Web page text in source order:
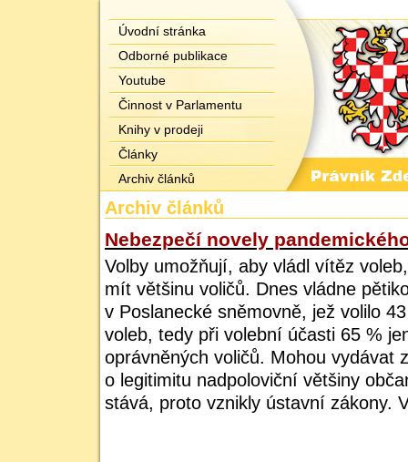
Úvodní stránka
Odborné publikace
Youtube
Činnost v Parlamentu
Knihy v prodeji
Články
Archiv článků
Archiv článků
Nebezpečí novely
Volby umožňují, aby vládl vítěz
mít většinu voličů. Dnes vládne
v Poslanecké sněmovně, jež volilo
voleb, tedy při volební účasti 65 %
oprávněných voličů. Mohou vydávat
o legitimitu nadpoloviční většiny
stává, proto vznikly ústavní zákony.